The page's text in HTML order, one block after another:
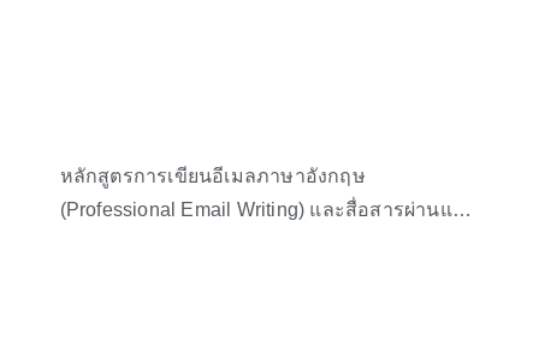
หลักสูตรการเขียนอีเมลภาษาอังกฤษ
(Professional Email Writing) และสื่อสารผ่านแชท